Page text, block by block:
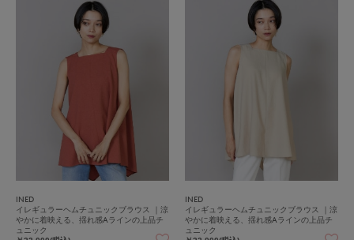
INED
イレギュラーヘムチュニックブラウス ｜涼
やかに着映える、揺れ感Aラインの上品チ
ュニック
INED
イレギュラーヘムチュニックブラウス ｜涼
やかに着映える、揺れ感Aラインの上品チ
ュニック